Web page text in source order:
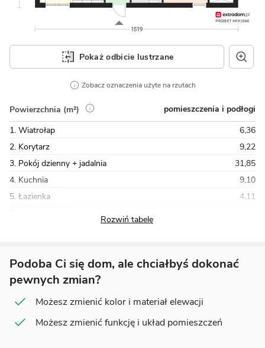
Pokaż odbicie lustrzane
Zobacz oznaczenia użyte na rzutach
Powierzchnia (m²)
pomieszczenia i podłogi
1. Wiatrołap
6,36
2. Korytarz
9,22
3. Pokój dzienny + jadalnia
31,85
4. Kuchnia
9,10
5. Łazienka
4,11
Podoba Ci się dom, ale chciałbyś dokonać
pewnych zmian?
Możesz zmienić kolor i materiał elewacji
Możesz zmienić funkcję i układ pomieszczeń